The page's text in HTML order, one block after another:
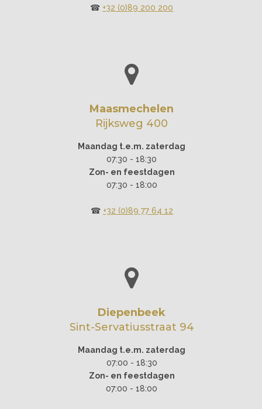
☎︎ +32 (0)89 200 200
Maasmechelen
Rijksweg 400
Maandag t.e.m. zaterdag
07:30 - 18:30
Zon- en feestdagen
07:30 - 18:00
☎︎ +32 (0)89 77 64 12
Diepenbeek
Sint-Servatiusstraat 94
Maandag t.e.m. zaterdag
07:00 - 18:30
Zon- en feestdagen
07:00 - 18:00